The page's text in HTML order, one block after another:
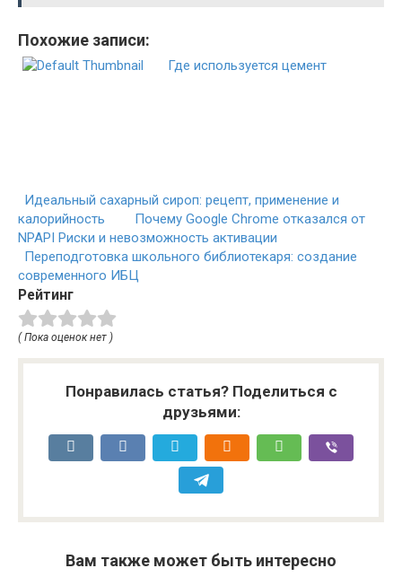
Похожие записи:
Где используется цемент
Идеальный сахарный сироп: рецепт, применение и
калорийность
Почему Google Chrome отказался от
NPAPI Риски и невозможность активации
Переподготовка школьного библиотекаря: создание
современного ИБЦ
Рейтинг
( Пока оценок нет )
Понравилась статья? Поделиться с
друзьями:
Вам также может быть интересно